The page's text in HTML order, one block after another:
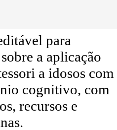
para
a aplicação
a idosos com
cognitivo, com
recursos e